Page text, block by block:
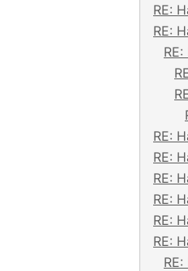
RE:
RE:
RE:
RE:
RE:
RE:
RE:
RE: